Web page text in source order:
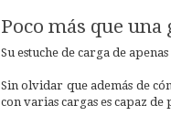
Poco más que
Su estuche de carga de
Sin olvidar que además de
con varias cargas es capaz